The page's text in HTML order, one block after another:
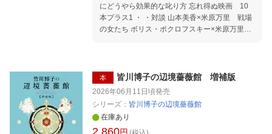
にどうやら効果的な叱り方 忘れ得ぬ映画 10
本プラス1 ・ ・対談 山本美香×米原万里 戦場
の女たち ボリス・ポクロフスキー×米原万里
◎特別対談◎ 福岡伸一×河野通和 米原万里、
言葉をめぐる愛と闘い ガセネッタ（横田佐知
ナがいた頃 井上ユリ×宇野淑子 激しくて繊細
だったひと ・ ◎回想◎ 井上ユリ 万里の爆買
本 皆川博子の辺境薔薇館 増補版
2026年06月11日頃発売
シリーズ： 皆川博子の辺境薔薇館
在庫あり